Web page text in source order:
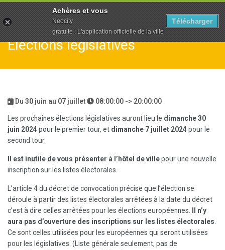
Élections législatives
Du 30 juin au 07 juillet 08:00:00 -> 20:00:00
Les prochaines élections législatives auront lieu le dimanche 30
juin 2024 pour le premier tour, et dimanche 7 juillet 2024 pour le
second tour.
Il est inutile de vous présenter à l’hôtel de villepour une nouvelle
inscription sur les listes électorales.
L’article 4 du décret de convocation précise que l’élection se
déroule à partir des listes électorales arrêtées à la date du décret
c’est à dire celles arrêtées pour les élections européennes.
Il n’y
aura pas d’ouverture des inscriptions sur les listes électorales.
Ce sont celles utilisées pour les européennes qui seront utilisées
pour les législatives. (Liste générale seulement, pas de
Achères et vous
Neocity
gratuite : L'application officielle de la ville
Télécharger